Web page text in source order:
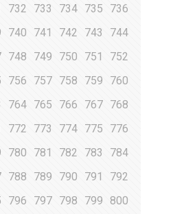
732 733 734 735
736
740 741 742 743
744
748 749 750 751
752
756 757 758 759
760
764 765 766 767 768
772 773 774 775
776
780 781 782 783
784
788 789 790 791
792
796 797 798 799
800